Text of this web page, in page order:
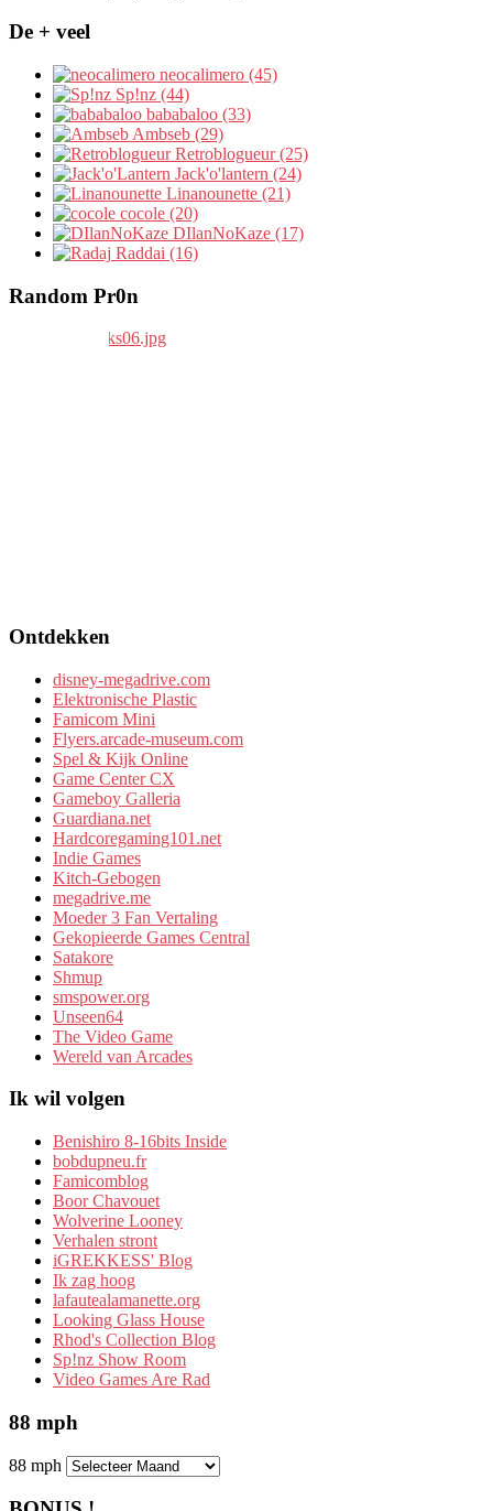
De + veel
neocalimero (45)
Sp!nz (44)
bababaloo (33)
Ambseb (29)
Retroblogueur (25)
Jack'o'lantern (24)
Linanounette (21)
cocole (20)
DIlanNoKaze (17)
Raddai (16)
Random Pr0n
Ontdekken
disney-megadrive.com
Elektronische Plastic
Famicom Mini
Flyers.arcade-museum.com
Spel & Kijk Online
Game Center CX
Gameboy Galleria
Guardiana.net
Hardcoregaming101.net
Indie Games
Kitch-Gebogen
megadrive.me
Moeder 3 Fan Vertaling
Gekopieerde Games Central
Satakore
Shmup
smspower.org
Unseen64
The Video Game
Wereld van Arcades
Ik wil volgen
Benishiro 8-16bits Inside
bobdupneu.fr
Famicomblog
Boor Chavouet
Wolverine Looney
Verhalen stront
iGREKKESS' Blog
Ik zag hoog
lafautealamanette.org
Looking Glass House
Rhod's Collection Blog
Sp!nz Show Room
Video Games Are Rad
88 mph
88 mph